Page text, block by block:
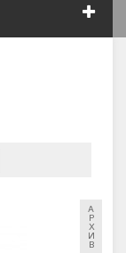
А
Р
Х
И
В